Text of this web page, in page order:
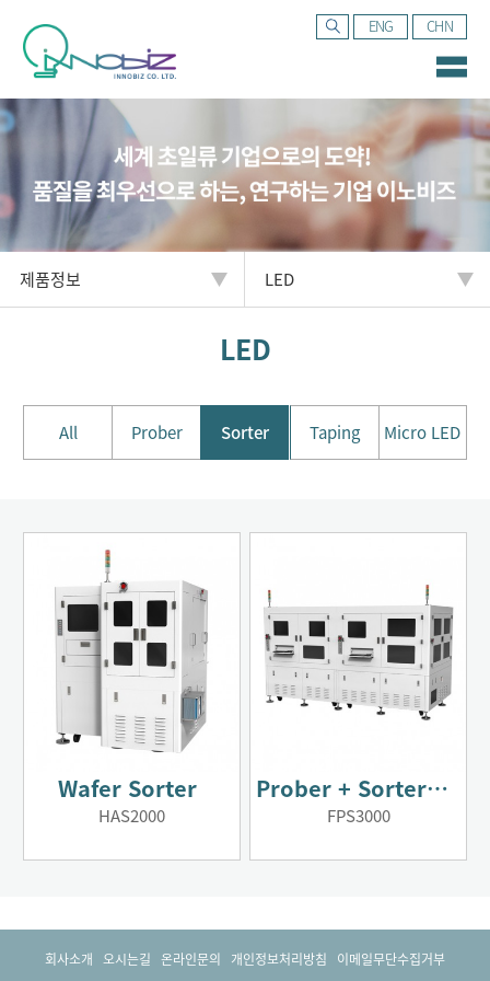
ENG CHN
제품정보 LED
LED
All Prober Sorter Taping Micro LED
Wafer Sorter
HAS2000
Prober + Sorter 일체형
FPS3000
회사소개 오시는길 온라인문의 개인정보처리방침 이메일무단수집거부